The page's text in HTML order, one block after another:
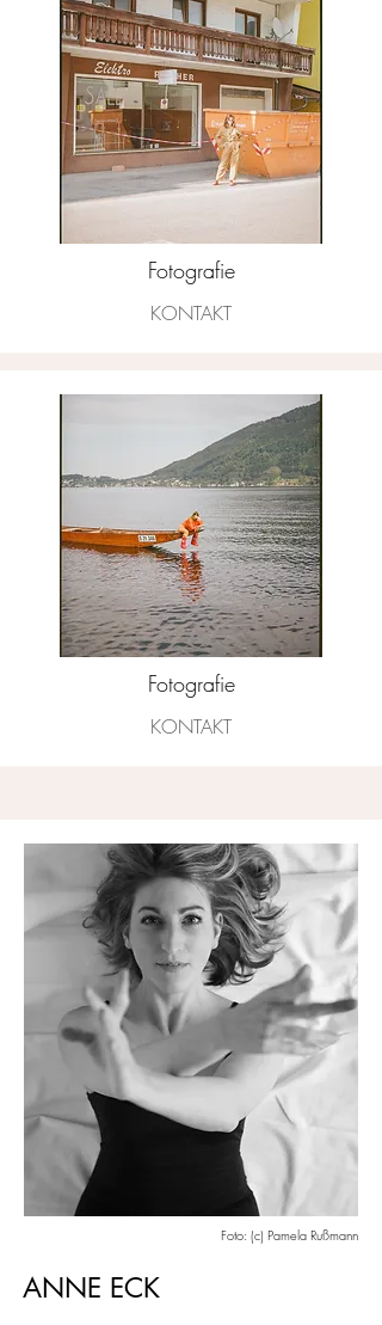
Fotografie
KONTAKT
Fotografie
KONTAKT
Foto: (c) Pamela Rußmann
ANNE ECK